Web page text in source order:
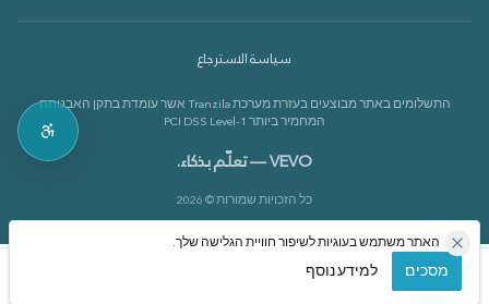
האתר משתמש בעוגיות לשיפור חוויית הגלישה שלך.
מסכים למידע נוסף
سياسة الاسترجاع
התשלומים באתר מבוצעים בעזרת מערכת Tranzila אשר עומדת בתקן האבטחה
המחמיר ביותר PCI DSS Level-1
VEVO — تعلّم بذكاء.
כל הזכויות שמורות © 2026
بدي أعرف عن القاموس 📘
الرئيسية